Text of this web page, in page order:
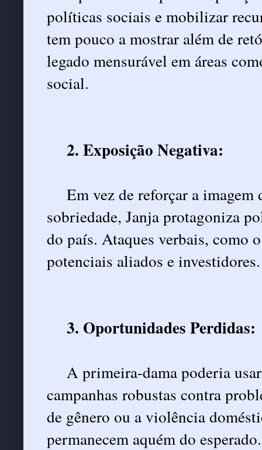
políticas sociais e mobilizar
tem pouco a mostrar além de
legado mensurável em áreas
social.
2. Exposição Negativa:
Em vez de reforçar a
sobriedade, Janja protagoniza
do país. Ataques verbais, como
potenciais aliados e investidores.
3. Oportunidades Perdidas:
A primeira-dama poderia
campanhas robustas contra
de gênero ou a violência
permanecem aquém do esperado.